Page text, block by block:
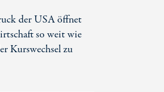
der USA öffnet
so weit wie
Kurswechsel zu